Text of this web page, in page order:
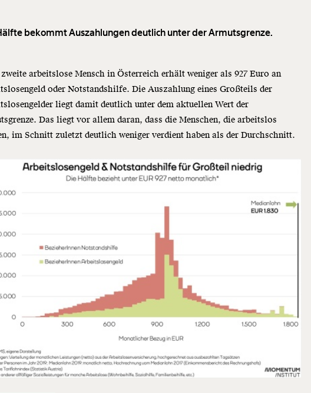
bekommt Auszahlungen deutlich unter der Armutsgrenze.
zweite arbeitslose Mensch in Österreich erhält weniger als 927 Euro an
oder Notstandshilfe. Die Auszahlung eines Großteils der
liegt damit deutlich unter dem aktuellen Wert der
Das liegt vor allem daran, dass die Menschen, die arbeitslos
im Schnitt zuletzt deutlich weniger verdient haben als der Durchschnitt.